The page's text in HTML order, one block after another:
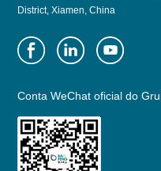
District, Xiamen, China
Conta WeChat oficial do